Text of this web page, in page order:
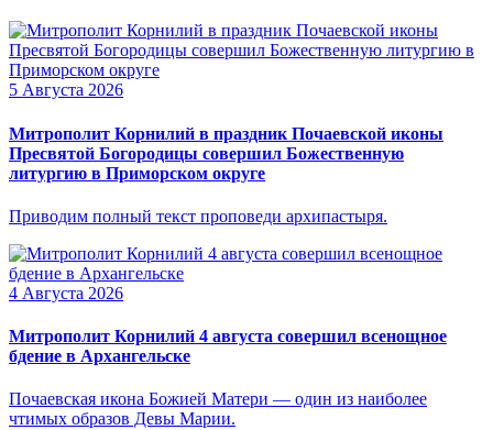
5 Августа 2026
Митрополит Корнилий в праздник Почаевской иконы
Пресвятой Богородицы совершил Божественную
литургию в Приморском округе
Приводим полный текст проповеди архипастыря.
4 Августа 2026
Митрополит Корнилий 4 августа совершил всенощное
бдение в Архангельске
Почаевская икона Божией Матери — один из наиболее
чтимых образов Девы Марии.